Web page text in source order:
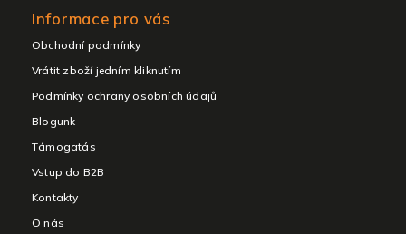
Informace pro vás
Obchodní podmínky
Vrátit zboží jedním kliknutím
Podmínky ochrany osobních údajů
Blogunk
Támogatás
Vstup do B2B
Kontakty
O nás